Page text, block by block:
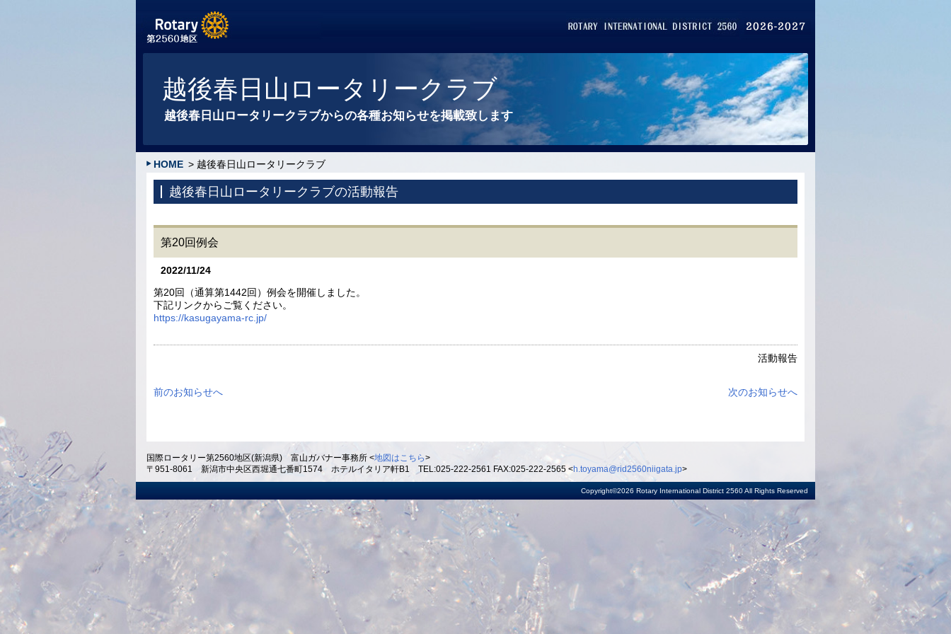
越後春日山ロータリークラブ
越後春日山ロータリークラブからの各種お知らせを掲載致します
HOME > 越後春日山ロータリークラブ
越後春日山ロータリークラブの活動報告
第20回例会
2022/11/24
第20回（通算第1442回）例会を開催しました。
下記リンクからご覧ください。
https://kasugayama-rc.jp/
活動報告
前のお知らせへ 次のお知らせへ
国際ロータリー第2560地区(新潟県) 富山ガバナー事務所 <地図はこちら>
〒951-8061 新潟市中央区西堀通七番町1574 ホテルイタリア軒B1 TEL:025-222-2561 FAX:025-222-2565 <h.toyama@rid2560niigata.jp>
Copyright©2026 Rotary International District 2560 All Rights Reserved